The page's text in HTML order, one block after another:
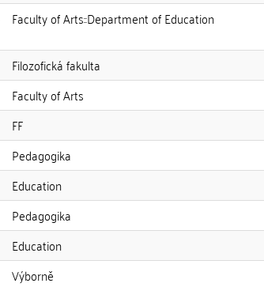
Faculty of Arts::Department of Education
Filozofická fakulta
Faculty of Arts
FF
Pedagogika
Education
Pedagogika
Education
Výborně